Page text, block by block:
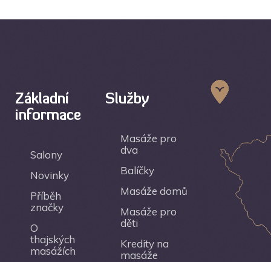
Základní
informace
Salony
Novinky
Příběh
značky
O
thajských
masážích
Služby
Masáže pro
dva
Balíčky
Masáže domů
Masáže pro
děti
Kredity na
masáže